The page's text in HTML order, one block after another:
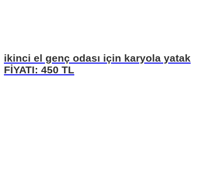
ikinci el genç odası için karyola yatak
FİYATI: 450 TL